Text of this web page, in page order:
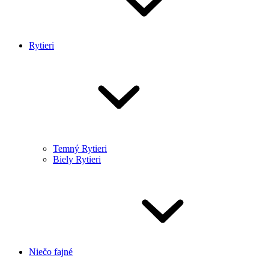
Rytieri
Temný Rytieri
Biely Rytieri
Niečo fajné